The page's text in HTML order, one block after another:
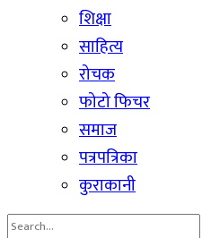
शिक्षा
साहित्य
रोचक
फोटो फिचर
समाज
पत्रपत्रिका
कुराकानी